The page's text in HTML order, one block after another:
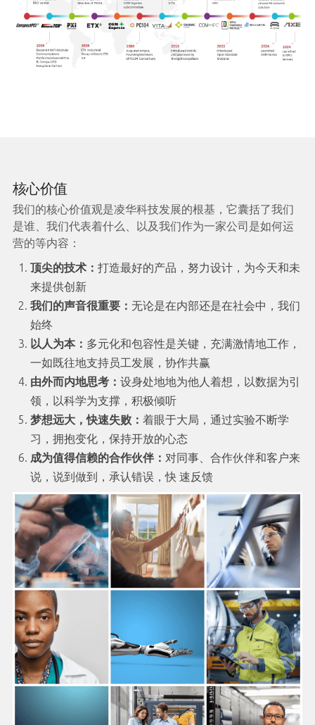
核心价值
我们的核心价值观是凌华科技发展的根基，它囊括了我们
是谁、我们代表着什么、以及我们作为一家公司是如何运
营的等内容：
顶尖的技术： 打造最好的产品，努力设计，为今天和未
来提供创新
我们的声音很重要： 无论是在内部还是在社会中，我们
始终
以人为本： 多元化和包容性是关键，充满激情地工作，
一如既往地支持员工发展，协作共赢
由外而内地思考： 设身处地地为他人着想，以数据为引
领，以科学为支撑，积极倾听
梦想远大，快速失败： 着眼于大局，通过实验不断学
习，拥抱变化，保持开放的心态
成为值得信赖的合作伙伴： 对同事、合作伙伴和客户来
说，说到做到，承认错误，快 速反馈